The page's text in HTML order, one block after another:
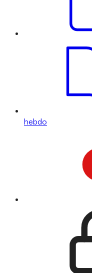
hebdo